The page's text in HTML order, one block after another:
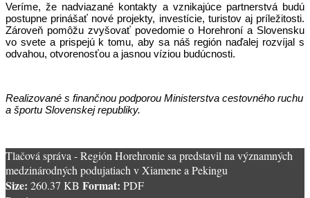
Veríme, že nadviazané kontakty a vznikajúce partnerstvá budú
postupne prinášať nové projekty, investície, turistov aj príležitosti.
Zároveň pomôžu zvyšovať povedomie o Horehroní a Slovensku
vo svete a prispejú k tomu, aby sa náš región naďalej rozvíjal s
odvahou, otvorenosťou a jasnou víziou budúcnosti.
Realizované s finančnou podporou Ministerstva cestovného ruchu
a športu Slovenskej republiky.
Tlačová správa - Región Horehronie sa predstavil na významných
medzinárodných podujatiach v Xiamene a Pekingu
Size: 260.37 KB Format: PDF